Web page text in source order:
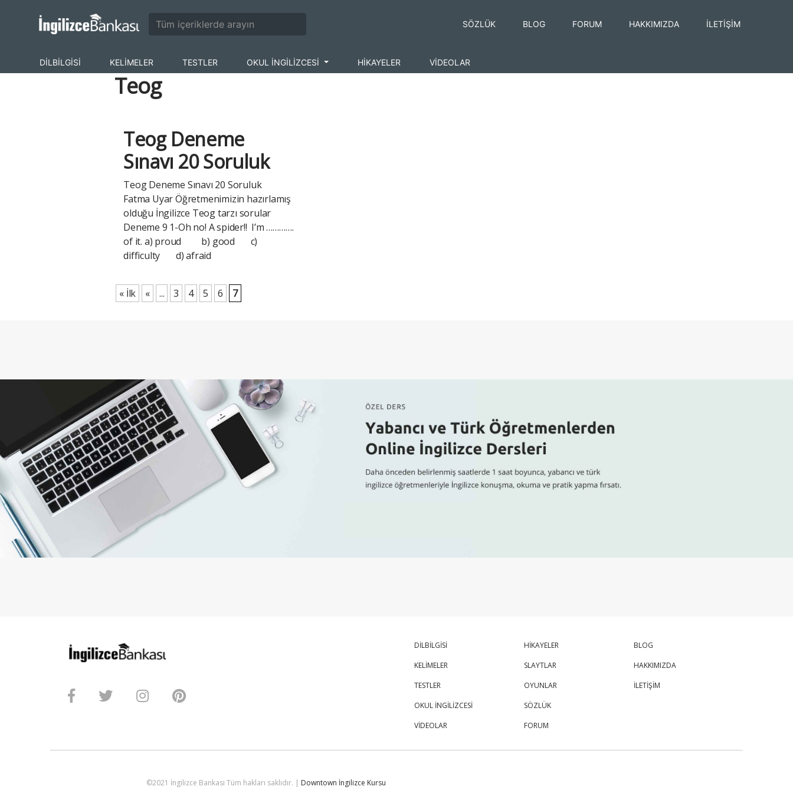
SÖZLÜK BLOG FORUM HAKKIMIZDA İLETİŞİM
DİLBİLGİSİ KELİMELER TESTLER OKUL İNGİLİZCESİ HİKAYELER VİDEOLAR
Teog
Teog Deneme
Sınavı 20 Soruluk
Teog Deneme Sınavı 20 Soruluk
Fatma Uyar Öğretmenimizin hazırlamış
olduğu İngilizce Teog tarzı sorular
Deneme 9 1-Oh no! A spider!! I’m ………….
of it. a) proud b) good c)
difficulty d) afraid
« İlk « ... 3 4 5 6 7
DİLBİLGİSİ
KELİMELER
TESTLER
OKUL İNGİLİZCESİ
VİDEOLAR
HİKAYELER
SLAYTLAR
OYUNLAR
SÖZLÜK
FORUM
BLOG
HAKKIMIZDA
İLETİŞİM
©2021 İngilizce Bankasi Tüm hakları saklıdır. | Downtown İngilizce Kursu